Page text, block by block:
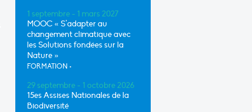
1 septembre - 1 mars 2027
MOOC « S’adapter au
changement climatique avec
les Solutions fondées sur la
Nature »
FORMATION •
29 septembre - 1 octobre 2026
15es Assises Nationales de la
Biodiversité